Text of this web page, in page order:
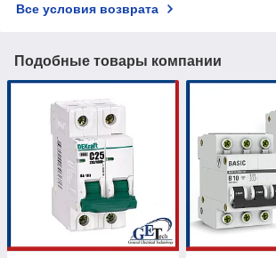
Все условия возврата
Подобные товары компании